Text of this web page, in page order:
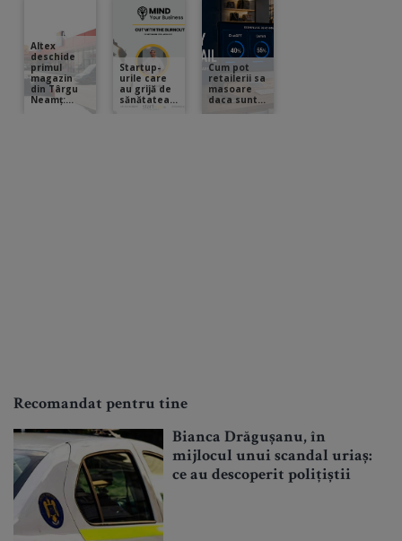
Recomandat pentru tine
Bianca Drăgușanu, în
mijlocul unui scandal uriaș:
ce au descoperit polițiștii